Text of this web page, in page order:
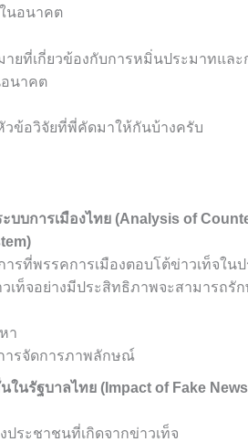
นอนาคต
ยที่เกี่ยวข้องกับการหมิ่นประมาทและ
อนาคต
วข้อวิจัยที่พี่คัดมาให้กันบ้างครับ
บบการเมืองไทย (Analysis of
รที่พรรคการเมืองตอบโต้ข่าวเท็จในป
เท็จอย่างมีประสิทธิภาพจะสามารถรั
า
ารจัดการภาพลักษณ์
นรัฐบาลไทย (Impact of Fake
ระชาชนที่เกิดจากข่าวเท็จ